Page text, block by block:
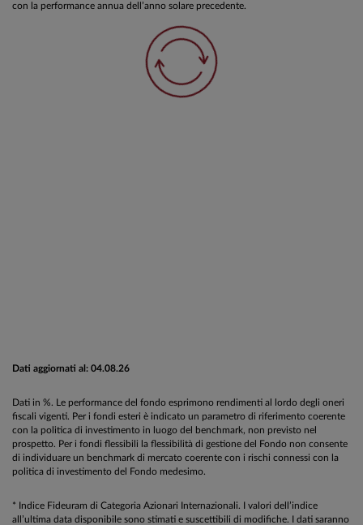
con la performance annua dell’anno solare precedente.
Dati aggiornati al: 04.08.26
Dati in %. Le performance del fondo esprimono rendimenti al lordo degli oneri
fiscali vigenti. Per i fondi esteri è indicato un parametro di riferimento coerente
con la politica di investimento in luogo del benchmark, non previsto nel
prospetto. Per i fondi flessibili la flessibilità di gestione del Fondo non consente
di individuare un benchmark di mercato coerente con i rischi connessi con la
politica di investimento del Fondo medesimo.
* Indice Fideuram di Categoria Azionari Internazionali. I valori dell’indice
all’ultima data disponibile sono stimati e suscettibili di modifiche. I dati saranno